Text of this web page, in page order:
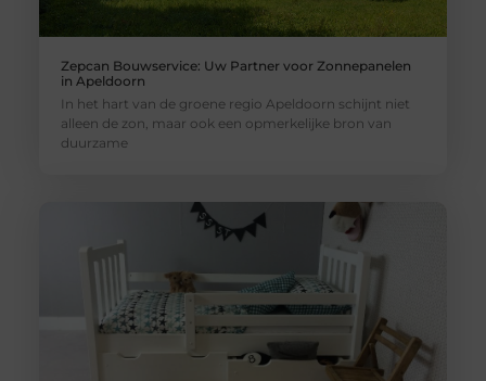
Zepcan Bouwservice: Uw Partner voor Zonnepanelen
in Apeldoorn
In het hart van de groene regio Apeldoorn schijnt niet
alleen de zon, maar ook een opmerkelijke bron van
duurzame